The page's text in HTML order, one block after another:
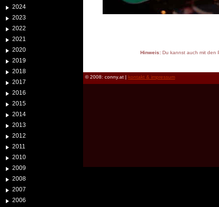
2024
2023
2022
2021
2020
2019
2018
2017
2016
2015
2014
2013
2012
2011
2010
2009
2008
2007
2006
Hinweis:Du kannst auch mit den
© 2008: conny.at | kontakt & impressum